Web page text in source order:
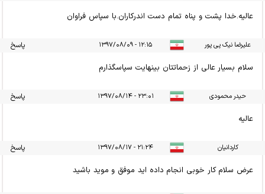
عالیه.خدا پشت و پناه تمام دست اندرکاران.با سپاس فراوان
علیرضا نیک پی پور ۱۲:۱۵ - ۱۳۹۷/۰۸/۰۹ پاسخ
سلام بسیار عالی از زحماتتان بینهایت سپاسگذارم
حیدر محمودی ۲۳:۰۱ - ۱۳۹۷/۰۸/۱۴ پاسخ
عالیه
کاردانیان ۲۱:۲۴ - ۱۳۹۷/۰۸/۱۷ پاسخ
عرض سلام کار خوبی انجام داده اید موفق و موید باشید